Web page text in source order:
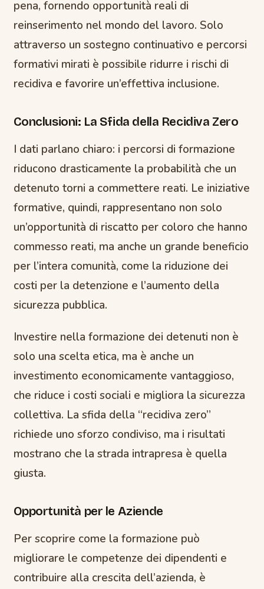
pena, fornendo opportunità reali di
reinserimento nel mondo del lavoro. Solo
attraverso un sostegno continuativo e percorsi
formativi mirati è possibile ridurre i rischi di
recidiva e favorire un’effettiva inclusione.
Conclusioni: La Sfida della Recidiva Zero
I dati parlano chiaro: i percorsi di formazione
riducono drasticamente la probabilità che un
detenuto torni a commettere reati. Le iniziative
formative, quindi, rappresentano non solo
un’opportunità di riscatto per coloro che hanno
commesso reati, ma anche un grande beneficio
per l’intera comunità, come la riduzione dei
costi per la detenzione e l’aumento della
sicurezza pubblica.
Investire nella formazione dei detenuti non è
solo una scelta etica, ma è anche un
investimento economicamente vantaggioso,
che riduce i costi sociali e migliora la sicurezza
collettiva. La sfida della “recidiva zero”
richiede uno sforzo condiviso, ma i risultati
mostrano che la strada intrapresa è quella
giusta.
Opportunità per le Aziende
Per scoprire come la formazione può
migliorare le competenze dei dipendenti e
contribuire alla crescita dell’azienda, è